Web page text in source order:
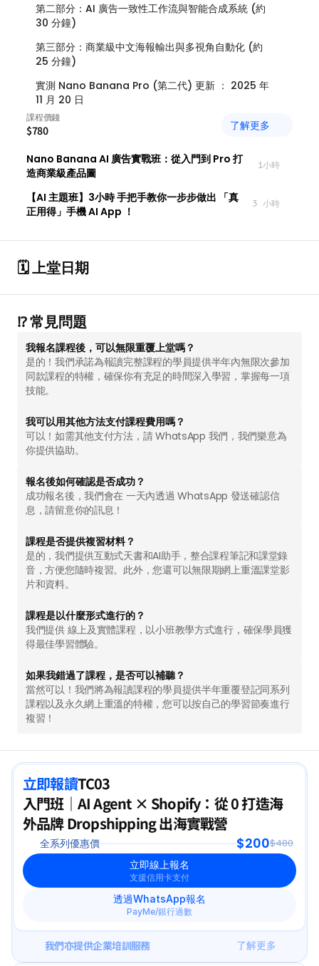
第二部分：AI 廣告一致性工作流與智能合成系統 (約
30 分鐘)
第三部分：商業級中文海報輸出與多視角自動化 (約
25 分鐘)
實測 Nano Banana Pro (第二代) 更新 ： 2025 年
11 月 20 日
課程價錢
$780 了解更多
Nano Banana AI 廣告實戰班：從入門到 Pro 打
造商業級產品圖
1小時
【AI 主題班】3小時 手把手教你一步步做出 「真
正用得」手機 AI App ！
3 小時
🗓️ 上堂日期
⁉️ 常見問題
我報名課程後，可以無限重覆上堂嗎？
是的！我們承諾為報讀完整課程的學員提供半年內無限次參加
同款課程的特權，確保你有充足的時間深入學習，掌握每一項
技能。
我可以用其他方法支付課程費用嗎？
可以！如需其他支付方法，請 WhatsApp 我們，我們樂意為
你提供協助。
⁠報名後如何確認是否成功？
成功報名後，我們會在 一天內透過 WhatsApp 發送確認信
息，請留意你的訊息！
課程是否提供複習材料？
是的，我們提供互動式天書和AI助手，整合課程筆記和課堂錄
音，方便您隨時複習。此外，您還可以無限期網上重溫課堂影
片和資料。
課程是以什麼形式進行的？
我們提供 線上及實體課程，以小班教學方式進行，確保學員獲
得最佳學習體驗。
如果我錯過了課程，是否可以補聽？
當然可以！我們將為報讀課程的學員提供半年重覆登記同系列
課程以及永久網上重溫的特權，您可以按自己的學習節奏進行
複習！
立即報讀TC03
入門班｜AI Agent × Shopify：從 0 打造海
外品牌 Dropshipping 出海實戰營
全系列優惠價 $200$480
立即線上報名
支援信用卡支付
透過WhatsApp報名
PayMe/銀行過數
我們亦提供企業培訓服務 了解更多
AI 課程
所有課程
全系列 29 小時
AI Builder 實戰訓練營
AI 應用主題班系列
DotAI 課程時間表
AI 活動
AI 攻略及資訊
AI 企業培訓
學校 AI 培訓
一年任學 AI 課程計劃
網上 AI 學習平台
AI 應用服務
AI 創意廣告服務
聯絡我們